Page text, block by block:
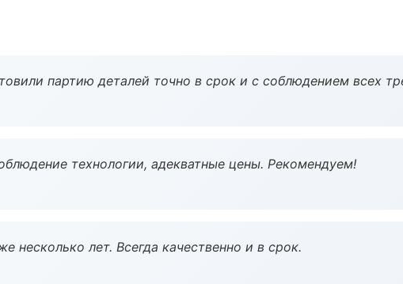
партию деталей точно в срок и с соблюдением всех
технологии, адекватные цены. Рекомендуем!
несколько лет. Всегда качественно и в срок.